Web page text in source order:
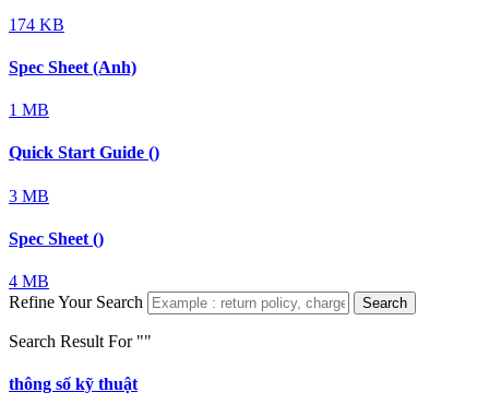
174 KB
Spec Sheet (Anh)
1 MB
Quick Start Guide ()
3 MB
Spec Sheet ()
4 MB
Refine Your Search
Search
Search Result For ""
thông số kỹ thuật